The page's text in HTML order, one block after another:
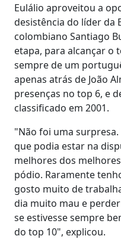
Eulálio aproveitou a
desistência do líder da
colombiano Santiago
etapa, para alcançar o
sempre de um
apenas atrás de João
presenças no top 6, e
classificado em 2001.
"Não foi uma surpresa.
que podia estar na
melhores dos
pódio. Raramente
gosto muito de
dia muito mau e
se estivesse sempre
do top 10", explicou.